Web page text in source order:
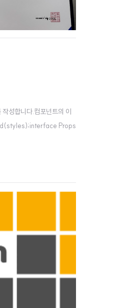
성합니다.컴포넌트의 이
Props